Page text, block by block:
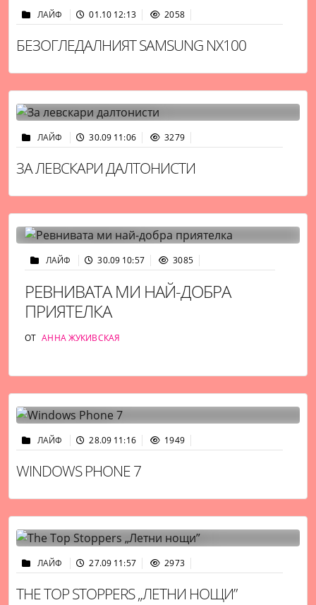
ЛАЙФ 01.10 12:13 2058
БЕЗОГЛЕДАЛНИЯТ SAMSUNG NX100
ЛАЙФ 30.09 11:06 3279
ЗА ЛЕВСКАРИ ДАЛТОНИСТИ
ЛАЙФ 30.09 10:57 3085
РЕВНИВАТА МИ НАЙ-ДОБРА
ПРИЯТЕЛКА
ОТ АННА ЖУКИВСКАЯ
ЛАЙФ 28.09 11:16 1949
WINDOWS PHONE 7
ЛАЙФ 27.09 11:57 2973
THE TOP STOPPERS „ЛЕТНИ НОЩИ”